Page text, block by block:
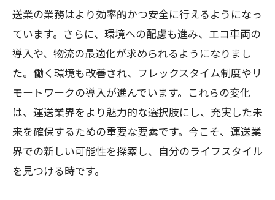
送業の業務はより効率的かつ安全に行えるようになっ
ています。さらに、環境への配慮も進み、エコ車両の
導入や、物流の最適化が求められるようになりまし
た。働く環境も改善され、フレックスタイム制度やリ
モートワークの導入が進んでいます。これらの変化
は、運送業界をより魅力的な選択肢にし、充実した未
来を確保するための重要な要素です。今こそ、運送業
界での新しい可能性を探索し、自分のライフスタイル
を見つける時です。